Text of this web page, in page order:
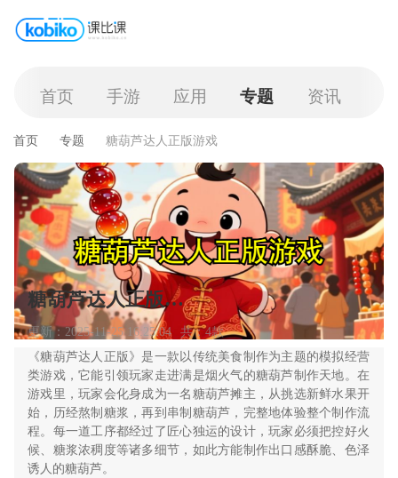
首页 手游 应用 专题 资讯
首页 专题 糖葫芦达人正版游戏
糖葫芦达人正版游戏
更新：2025-11-25 16:25:04
共：4款
《糖葫芦达人正版》是一款以传统美食制作为主题的模拟经营
类游戏，它能引领玩家走进满是烟火气的糖葫芦制作天地。在
游戏里，玩家会化身成为一名糖葫芦摊主，从挑选新鲜水果开
始，历经熬制糖浆，再到串制糖葫芦，完整地体验整个制作流
程。每一道工序都经过了匠心独运的设计，玩家必须把控好火
候、糖浆浓稠度等诸多细节，如此方能制作出口感酥脆、色泽
诱人的糖葫芦。